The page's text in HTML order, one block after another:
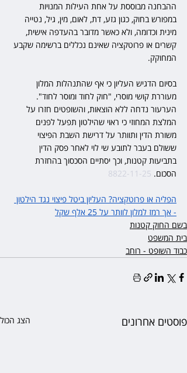
ההבחנה מבוססת על אחת העילות המנויות
במפורש בחוק, כגון גזע, דת, לאום, מין, גיל, נטייה
מינית וכדומה, ולא כאשר מדובר בהעדפה אישית,
קשרים או פרוטקציה שאינם נכללים ברשימה שקבע
המחוקק.
בסיום הדגיש העליון כי אף שהתנהלות המלון
מעוררת קושי מוסרי, "חוק לחוד ומוסר לחוד".
הערעור נדחה ללא הוצאות, והשופטים חזרו על
המלצת המחוזי כי ראוי שהילטון תפעל לפנים
משורת הדין ותוותר על דרישת השבת הפיצוי
ששולם בעבר לתובע שי לוי לאחר פסק הדין
בתביעות קטנות, וכך יסתיים הסכסוך בהחזרת
הסכום. 8822-11-25
הפליה או פרוטקציה? העליון ביטל פיצוי נגד הילטון
- אך רמז למלון לוותר על 25 אלף שקל
בשם החוק קטנות
בית המשפט
כבוד השופט - רוחב
פוסטים אחרונים הצג הכול